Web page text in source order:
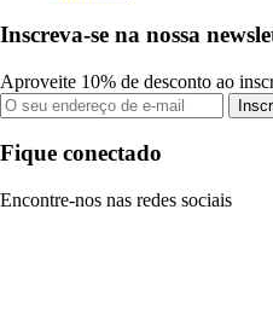
Inscreva-se na nossa
Aproveite 10% de desconto ao
Fique conectado
Encontre-nos nas redes sociais